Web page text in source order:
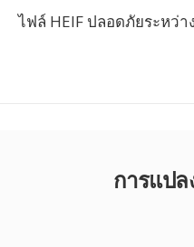
ไฟล์ HEIF ปลอดภัยระหว่า
การแปล